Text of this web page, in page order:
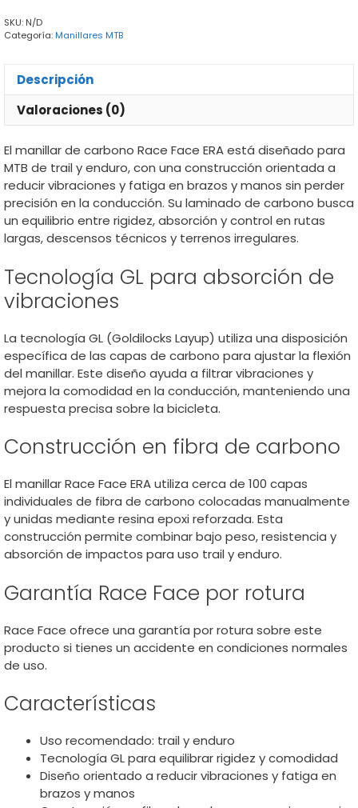
SKU: N/D
Categoría:Manillares MTB
Descripción
Valoraciones (0)
El manillar de carbono Race Face ERA está diseñado para
MTB de trail y enduro, con una construcción orientada a
reducir vibraciones y fatiga en brazos y manos sin perder
precisión en la conducción. Su laminado de carbono busca
un equilibrio entre rigidez, absorción y control en rutas
largas, descensos técnicos y terrenos irregulares.
Tecnología GL para absorción de
vibraciones
La tecnología GL (Goldilocks Layup) utiliza una disposición
específica de las capas de carbono para ajustar la flexión
del manillar. Este diseño ayuda a filtrar vibraciones y
mejora la comodidad en la conducción, manteniendo una
respuesta precisa sobre la bicicleta.
Construcción en fibra de carbono
El manillar Race Face ERA utiliza cerca de 100 capas
individuales de fibra de carbono colocadas manualmente
y unidas mediante resina epoxi reforzada. Esta
construcción permite combinar bajo peso, resistencia y
absorción de impactos para uso trail y enduro.
Garantía Race Face por rotura
Race Face ofrece una garantía por rotura sobre este
producto si tienes un accidente en condiciones normales
de uso.
Características
Uso recomendado: trail y enduro
Tecnología GL para equilibrar rigidez y comodidad
Diseño orientado a reducir vibraciones y fatiga en
brazos y manos